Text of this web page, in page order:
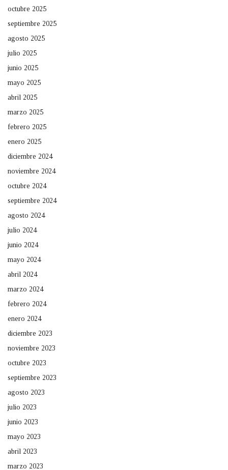
octubre 2025
septiembre 2025
agosto 2025
julio 2025
junio 2025
mayo 2025
abril 2025
marzo 2025
febrero 2025
enero 2025
diciembre 2024
noviembre 2024
octubre 2024
septiembre 2024
agosto 2024
julio 2024
junio 2024
mayo 2024
abril 2024
marzo 2024
febrero 2024
enero 2024
diciembre 2023
noviembre 2023
octubre 2023
septiembre 2023
agosto 2023
julio 2023
junio 2023
mayo 2023
abril 2023
marzo 2023